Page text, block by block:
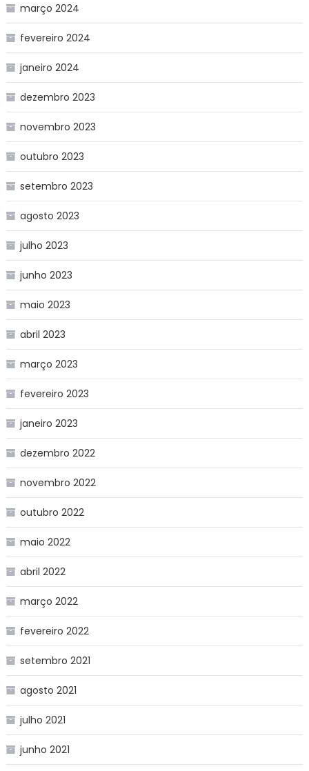
março 2024
fevereiro 2024
janeiro 2024
dezembro 2023
novembro 2023
outubro 2023
setembro 2023
agosto 2023
julho 2023
junho 2023
maio 2023
abril 2023
março 2023
fevereiro 2023
janeiro 2023
dezembro 2022
novembro 2022
outubro 2022
maio 2022
abril 2022
março 2022
fevereiro 2022
setembro 2021
agosto 2021
julho 2021
junho 2021